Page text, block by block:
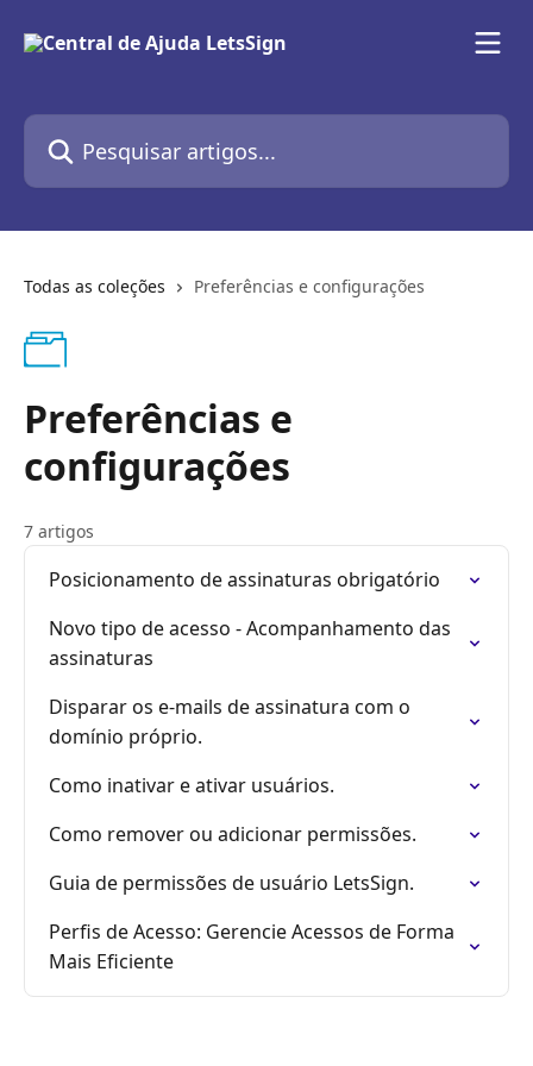
Pesquisar artigos...
Todas as coleções Preferências e configurações
Preferências e
configurações
7 artigos
Posicionamento de assinaturas obrigatório
Novo tipo de acesso - Acompanhamento das
assinaturas
Disparar os e-mails de assinatura com o
domínio próprio.
Como inativar e ativar usuários.
Como remover ou adicionar permissões.
Guia de permissões de usuário LetsSign.
Perfis de Acesso: Gerencie Acessos de Forma
Mais Eficiente